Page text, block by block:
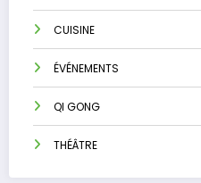
CUISINE
ÉVÉNEMENTS
QI GONG
THÉÂTRE